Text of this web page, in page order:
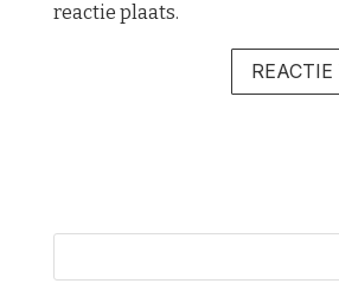
reactie plaats.